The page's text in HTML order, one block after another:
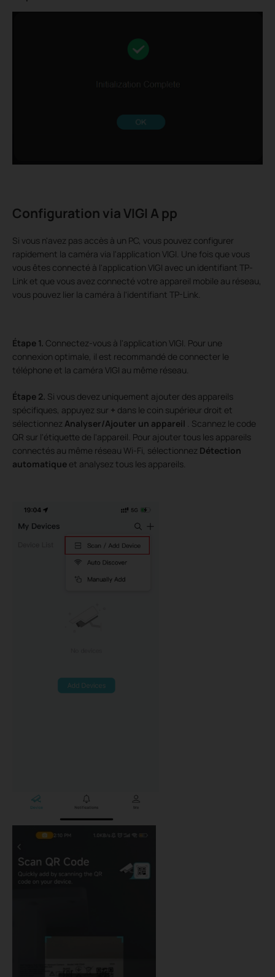
Configuration via VIGI A pp
Si vous n'avez pas accès à un PC, vous pouvez configurer
rapidement la caméra via l'application VIGI. Une fois que vous
vous êtes connecté à l'application VIGI avec un identifiant TP-
Link et que vous avez connecté votre appareil mobile au réseau,
vous pouvez lier la caméra à l'identifiant TP-Link.
Étape 1. Connectez-vous à l'application VIGI. Pour une
connexion optimale, il est recommandé de connecter le
téléphone et la caméra VIGI au même réseau.
Étape 2. Si vous devez uniquement ajouter des appareils
spécifiques, appuyez sur + dans le coin supérieur droit et
sélectionnez Analyser/Ajouter un appareil . Scannez le code
QR sur l'étiquette de l'appareil. Pour ajouter tous les appareils
connectés au même réseau Wi-Fi, sélectionnez Détection
automatique et analysez tous les appareils.